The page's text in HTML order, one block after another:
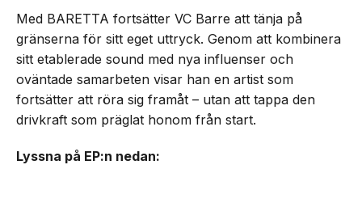
Med BARETTA fortsätter VC Barre att tänja på
gränserna för sitt eget uttryck. Genom att kombinera
sitt etablerade sound med nya influenser och
oväntade samarbeten visar han en artist som
fortsätter att röra sig framåt – utan att tappa den
drivkraft som präglat honom från start.
Lyssna på EP:n nedan: